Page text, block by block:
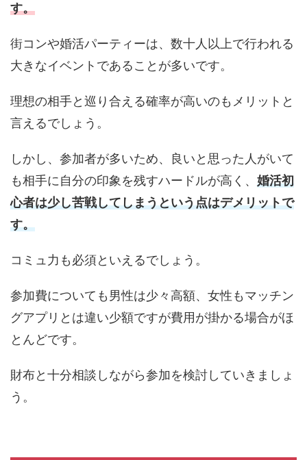
す。
街コンや婚活パーティーは、数十人以上で行われる
大きなイベントであることが多いです。
理想の相手と巡り合える確率が高いのもメリットと
言えるでしょう。
しかし、参加者が多いため、良いと思った人がいて
も相手に自分の印象を残すハードルが高く、 婚活初
心者は少し苦戦してしまうという点はデメリットで
す。
コミュ力も必須といえるでしょう。
参加費についても男性は少々高額、女性もマッチン
グアプリとは違い少額ですが費用が掛かる場合がほ
とんどです。
財布と十分相談しながら参加を検討していきましょ
う。